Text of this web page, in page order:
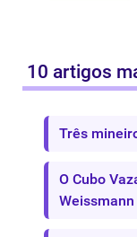
10 artigos
Três
O Cubo
Weissmann